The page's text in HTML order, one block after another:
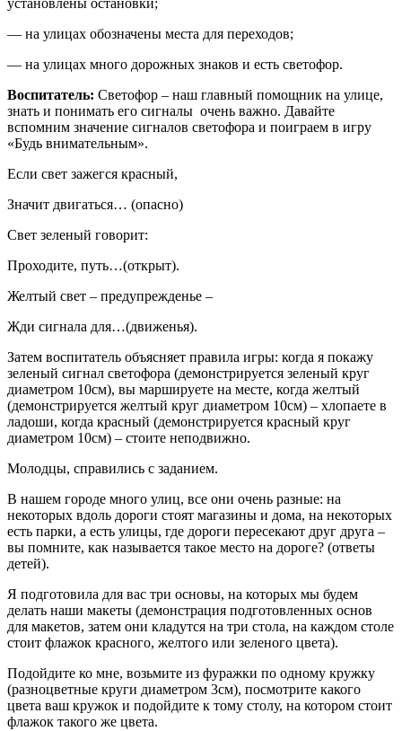
установлены остановки;
— на улицах обозначены места для переходов;
— на улицах много дорожных знаков и есть светофор.
Воспитатель: Светофор – наш главный помощник на улице,
знать и понимать его сигналы очень важно. Давайте
вспомним значение сигналов светофора и поиграем в игру
«Будь внимательным».
Если свет зажегся красный,
Значит двигаться… (опасно)
Свет зеленый говорит:
Проходите, путь…(открыт).
Желтый свет – предупрежденье –
Жди сигнала для…(движенья).
Затем воспитатель объясняет правила игры: когда я покажу
зеленый сигнал светофора (демонстрируется зеленый круг
диаметром 10см), вы маршируете на месте, когда желтый
(демонстрируется желтый круг диаметром 10см) – хлопаете в
ладоши, когда красный (демонстрируется красный круг
диаметром 10см) – стоите неподвижно.
Молодцы, справились с заданием.
В нашем городе много улиц, все они очень разные: на
некоторых вдоль дороги стоят магазины и дома, на некоторых
есть парки, а есть улицы, где дороги пересекают друг друга –
вы помните, как называется такое место на дороге? (ответы
детей).
Я подготовила для вас три основы, на которых мы будем
делать наши макеты (демонстрация подготовленных основ
для макетов, затем они кладутся на три стола, на каждом столе
стоит флажок красного, желтого или зеленого цвета).
Подойдите ко мне, возьмите из фуражки по одному кружку
(разноцветные круги диаметром 3см), посмотрите какого
цвета ваш кружок и подойдите к тому столу, на котором стоит
флажок такого же цвета.